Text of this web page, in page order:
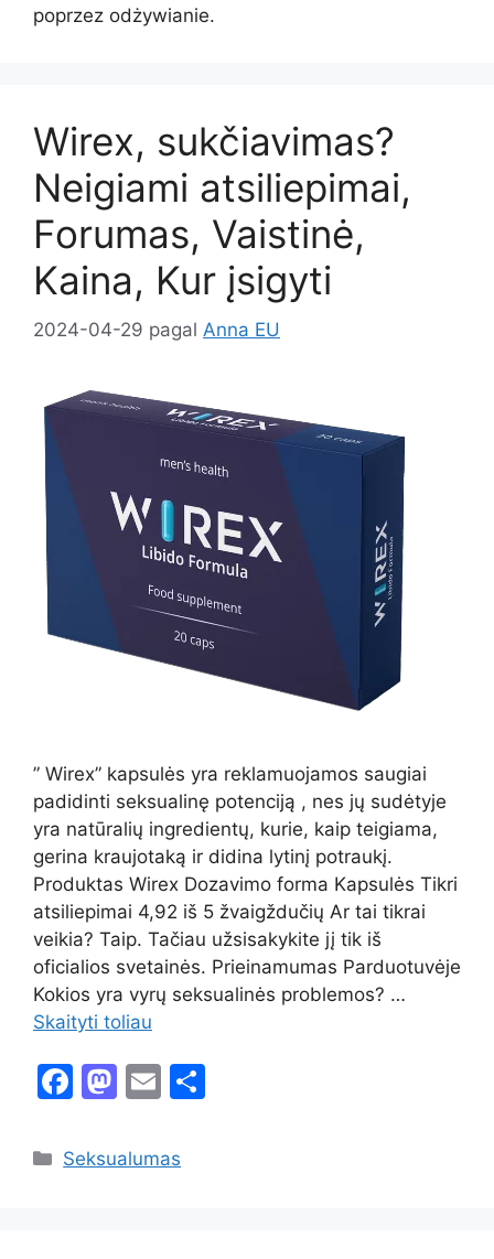
poprzez odżywianie.
Wirex, sukčiavimas?
Neigiami atsiliepimai,
Forumas, Vaistinė,
Kaina, Kur įsigyti
2024-04-29 pagal Anna EU
” Wirex” kapsulės yra reklamuojamos saugiai
padidinti seksualinę potenciją , nes jų sudėtyje
yra natūralių ingredientų, kurie, kaip teigiama,
gerina kraujotaką ir didina lytinį potraukį.
Produktas Wirex Dozavimo forma Kapsulės Tikri
atsiliepimai 4,92 iš 5 žvaigždučių Ar tai tikrai
veikia? Taip. Tačiau užsisakykite jį tik iš
oficialios svetainės. Prieinamumas Parduotuvėje
Kokios yra vyrų seksualinės problemos? …
Skaityti toliau
F
c
M
st
E
ai
Kategorijos
Seksualumas